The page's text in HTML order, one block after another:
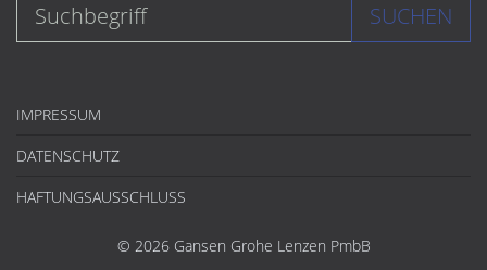
SUCHEN
IMPRESSUM
DATENSCHUTZ
HAFTUNGSAUSSCHLUSS
© 2026 Gansen Grohe Lenzen PmbB